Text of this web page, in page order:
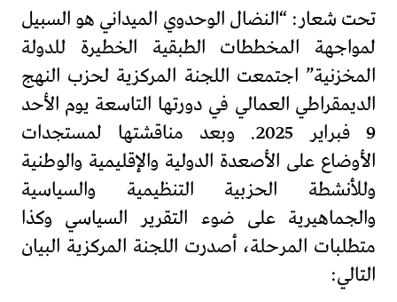
تحت شعار: “النضال الوحدوي الميداني هو السبيل
لمواجهة المخططات الطبقية الخطيرة للدولة
المخزنية” اجتمعت اللجنة المركزية لحزب النهج
الديمقراطي العمالي في دورتها التاسعة يوم الأحد
9 فبراير 2025. وبعد مناقشتها لمستجدات
الأوضاع على الأصعدة الدولية والإقليمية والوطنية
وللأنشطة الحزبية التنظيمية والسياسية
والجماهيرية على ضوء التقرير السياسي وكذا
متطلبات المرحلة، أصدرت اللجنة المركزية البيان
التالي: